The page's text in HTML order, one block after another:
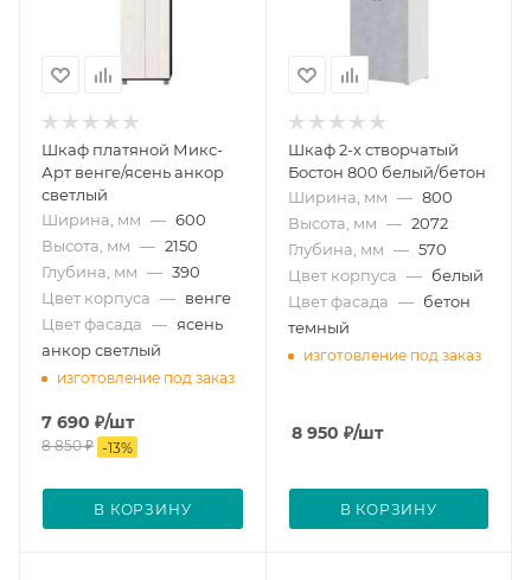
Шкаф платяной Микс-
Арт венге/ясень анкор
светлый
Ширина, мм — 600
Высота, мм — 2150
Глубина, мм — 390
Цвет корпуса — венге
Цвет фасада — ясень
анкор светлый
изготовление под заказ
7 690 ₽/шт
8 850₽ -13%
В КОРЗИНУ
Шкаф 2-х створчатый
Бостон 800 белый/бетон
Ширина, мм — 800
Высота, мм — 2072
Глубина, мм — 570
Цвет корпуса — белый
Цвет фасада — бетон
темный
изготовление под заказ
8 950 ₽/шт
В КОРЗИНУ